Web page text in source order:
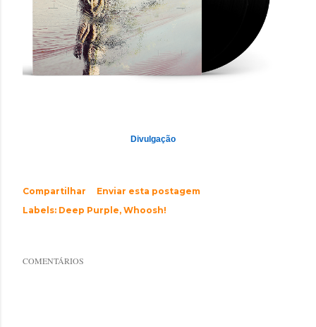
Divulgação
Compartilhar
Enviar esta postagem
Labels: Deep Purple Whoosh!
COMENTÁRIOS